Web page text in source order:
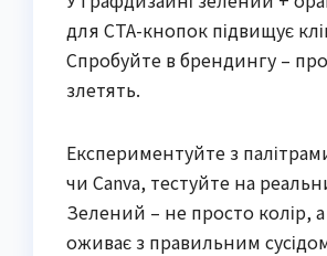
для CTA-кнопок підвищує
Спробуйте в брендингу –
злетять.
Експериментуйте з
чи Canva, тестуйте на
Зелений – не просто колір,
оживає з правильним